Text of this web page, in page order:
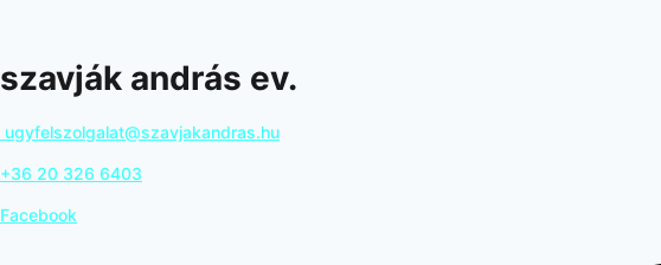
szavják andrás ev.
ugyfelszolgalat@szavjakandras.hu
+36 20 326 6403
Facebook